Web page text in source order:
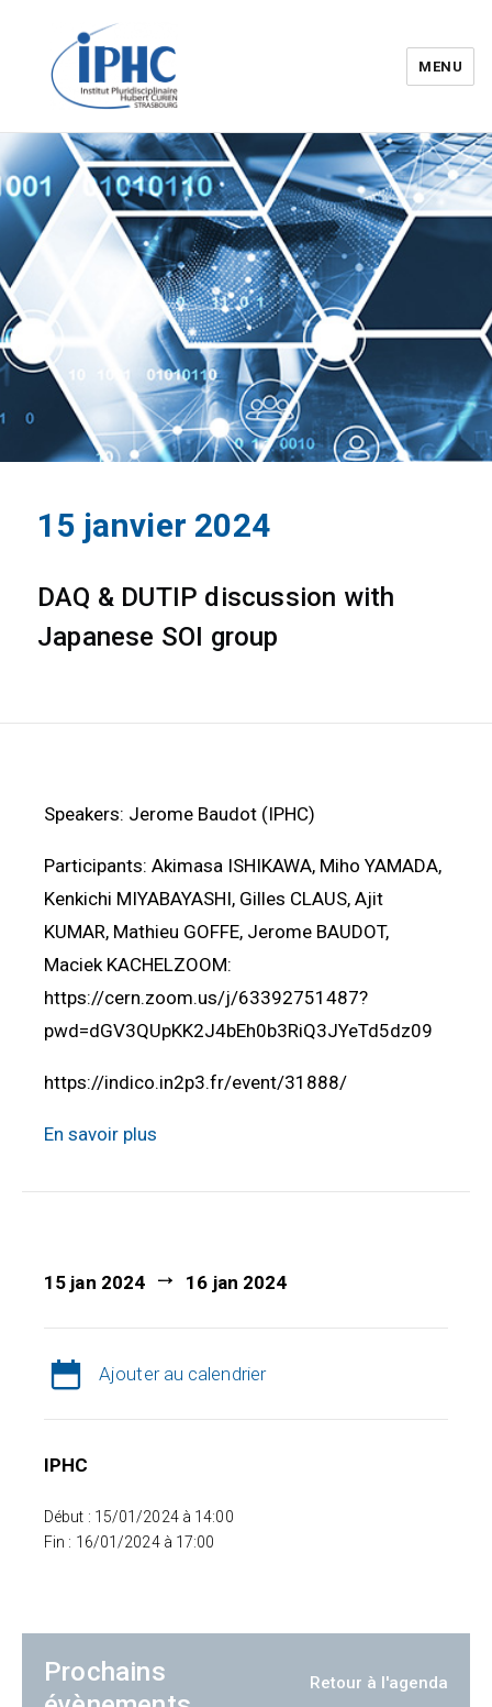
Institut pluridisciplinaire Hubert
Curien – IPHC
MENU
15 janvier 2024
DAQ & DUTIP discussion with
Japanese SOI group
Speakers: Jerome Baudot (IPHC)
Participants: Akimasa ISHIKAWA, Miho YAMADA,
Kenkichi MIYABAYASHI, Gilles CLAUS, Ajit
KUMAR, Mathieu GOFFE, Jerome BAUDOT,
Maciek KACHELZOOM:
https://cern.zoom.us/j/63392751487?
pwd=dGV3QUpKK2J4bEh0b3RiQ3JYeTd5dz09
https://indico.in2p3.fr/event/31888/
En savoir plus
15 jan 2024 16 jan 2024
Ajouter au calendrier
IPHC
Début : 15/01/2024 à 14:00
Fin : 16/01/2024 à 17:00
Prochains
Retour à l'agenda